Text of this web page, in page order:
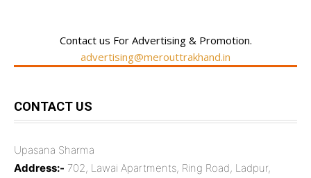
Contact us For Advertising & Promotion.
advertising@merouttrakhand.in
CONTACT US
Upasana Sharma
Address:- 702, Lawai Apartments, Ring Road, Ladpur,